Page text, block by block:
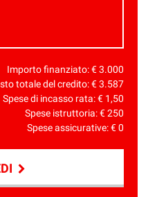
Importo finanziato: €3.000
totale del credito: €3.587
Spese di incasso rata: € 1,50
Spese istruttoria: €250
Spese assicurative: €0